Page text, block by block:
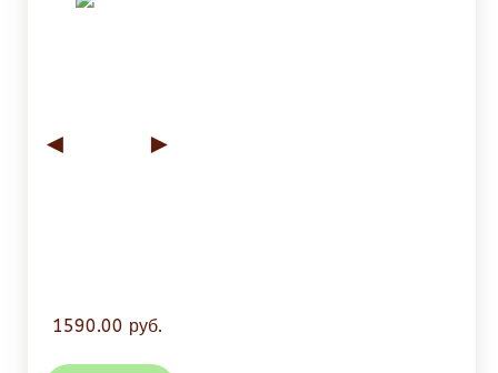
◄ ►
1590.00 руб.